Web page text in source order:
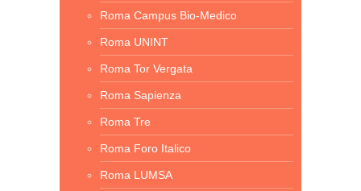
Roma Campus Bio-Medico
Roma UNINT
Roma Tor Vergata
Roma Sapienza
Roma Tre
Roma Foro Italico
Roma LUMSA